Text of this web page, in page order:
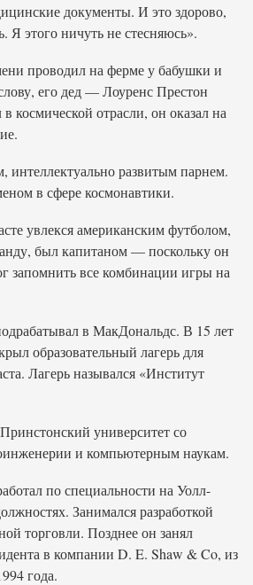
документы. И это здорово,
Я этого ничуть не стесняюсь».
проводил на ферме у бабушки и
его дед — Лоуренс Престон
космической отрасли, он оказал на
интеллектуально развитым парнем.
в сфере космонавтики.
увлекся американским футболом,
был капитаном — поскольку он
запомнить все комбинации игры на
в МакДональдс. В 15 лет
образовательный лагерь для
Лагерь назывался «Институт
университет со
и компьютерным наукам.
по специальности на Уолл-
Занимался разработкой
торговли. Позднее он занял
в компании D. E. Shaw & Co, из
года.